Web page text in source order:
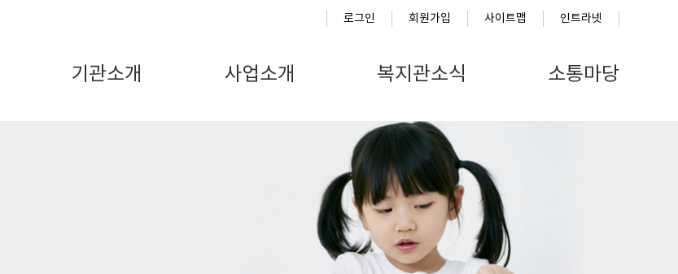
로그인 회원가입 사이트맵 인트라넷
기관소개 사업소개 복지관소식 소통마당